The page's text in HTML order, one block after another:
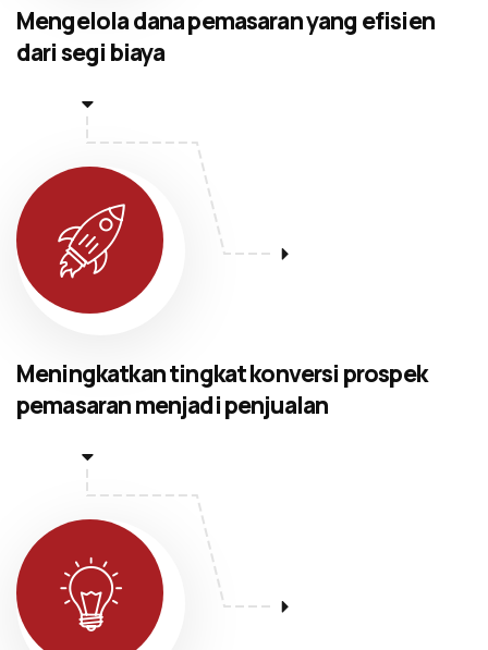
Mengelola dana pemasaran yang efisien
dari segi biaya
Meningkatkan tingkat konversi prospek
pemasaran menjadi penjualan